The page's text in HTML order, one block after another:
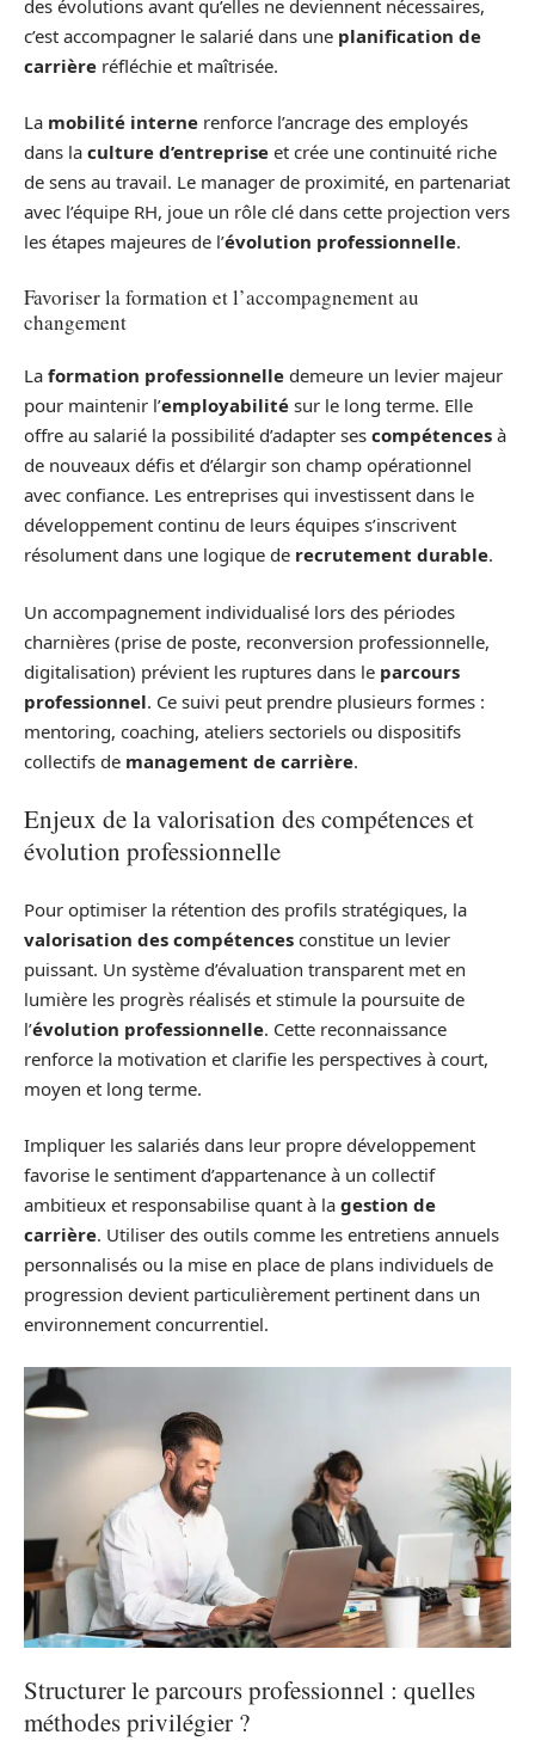
des évolutions avant qu’elles ne deviennent nécessaires,
c’est accompagner le salarié dans une planification de
carrière réfléchie et maîtrisée.
La mobilité interne renforce l’ancrage des employés
dans la culture d’entreprise et crée une continuité riche
de sens au travail. Le manager de proximité, en partenariat
avec l’équipe RH, joue un rôle clé dans cette projection vers
les étapes majeures de l’évolution professionnelle.
Favoriser la formation et l’accompagnement au
changement
La formation professionnelle demeure un levier majeur
pour maintenir l’employabilité sur le long terme. Elle
offre au salarié la possibilité d’adapter ses compétences à
de nouveaux défis et d’élargir son champ opérationnel
avec confiance. Les entreprises qui investissent dans le
développement continu de leurs équipes s’inscrivent
résolument dans une logique de recrutement durable.
Un accompagnement individualisé lors des périodes
charnières (prise de poste, reconversion professionnelle,
digitalisation) prévient les ruptures dans le parcours
professionnel. Ce suivi peut prendre plusieurs formes :
mentoring, coaching, ateliers sectoriels ou dispositifs
collectifs de management de carrière.
Enjeux de la valorisation des compétences et
évolution professionnelle
Pour optimiser la rétention des profils stratégiques, la
valorisation des compétences constitue un levier
puissant. Un système d’évaluation transparent met en
lumière les progrès réalisés et stimule la poursuite de
l’évolution professionnelle. Cette reconnaissance
renforce la motivation et clarifie les perspectives à court,
moyen et long terme.
Impliquer les salariés dans leur propre développement
favorise le sentiment d’appartenance à un collectif
ambitieux et responsabilise quant à la gestion de
carrière. Utiliser des outils comme les entretiens annuels
personnalisés ou la mise en place de plans individuels de
progression devient particulièrement pertinent dans un
environnement concurrentiel.
Structurer le parcours professionnel : quelles
méthodes privilégier ?